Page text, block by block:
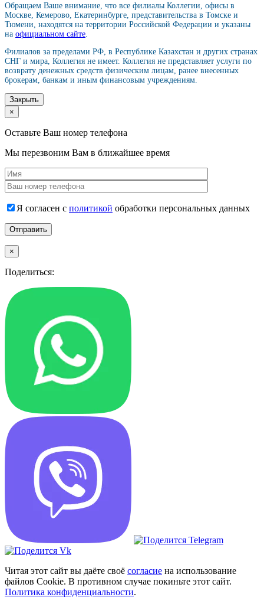
Обращаем Ваше внимание, что все филиалы Коллегии, офисы в
Москве, Кемерово, Екатеринбурге, представительства в Томске и
Тюмени, находятся на территории Российской Федерации и указаны
на официальном сайте
Филиалов за пределами РФ, в Республике Казахстан и других странах
СНГ и мира, Коллегия не имеет. Коллегия не представляет услуги по
возврату денежных средств физическим лицам, ранее внесенных
брокерам, банкам и иным финансовым учреждениям.
Закрыть
×
Оставьте Ваш номер телефона
Мы перезвоним Вам в ближайшее время
Я согласен с политикой обработки персональных данных
×
Поделиться:
Читая этот сайт вы даёте своё согласие на использование
файлов Cookie. В противном случае покиньте этот сайт.
Политика конфиденциальности.